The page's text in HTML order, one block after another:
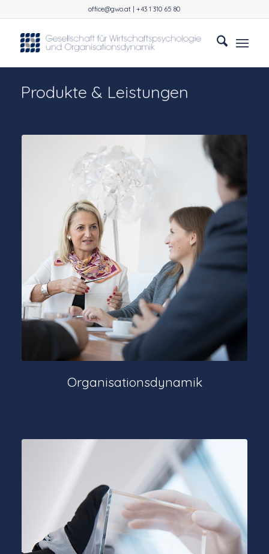
office@gwo.at | +43 1 310 65 80
Produkte & Leistungen
Organisationsdynamik